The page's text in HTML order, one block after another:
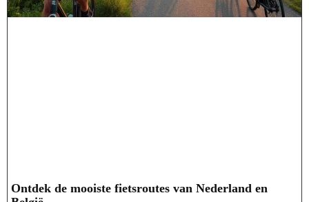
Ontdek de mooiste fietsroutes van Nederland en